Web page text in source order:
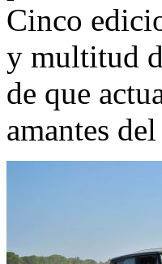
Cinco
y multitud
de que
amantes